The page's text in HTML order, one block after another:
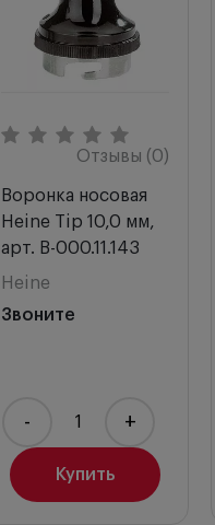
Отзывы (0)
Воронка носовая
Heine Tip 10,0 мм,
арт. B-000.11.143
Heine
Звоните
Купить
- +